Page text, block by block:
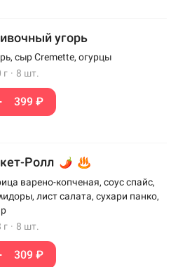
угорь
сыр Cremette, огурцы
г · 8 шт.
399 ₽
Ролл
варено-копченая, соус спайс,
лист салата, сухари панко,
г · 8 шт.
309 ₽